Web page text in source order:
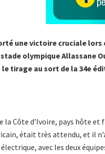
une victoire cruciale lors
olympique Allassane
tirage au sort de la 34e
la Côte d’Ivoire, pays hôte
était très attendu, et il
avec les deux